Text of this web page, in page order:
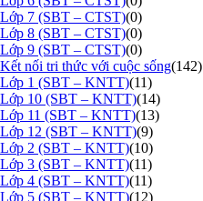
Lớp 7 (SBT – CTST)(0)
Lớp 8 (SBT – CTST)(0)
Lớp 9 (SBT – CTST)(0)
Kết nối tri thức với cuộc sống(142)
Lớp 1 (SBT – KNTT)(11)
Lớp 10 (SBT – KNTT)(14)
Lớp 11 (SBT – KNTT)(13)
Lớp 12 (SBT – KNTT)(9)
Lớp 2 (SBT – KNTT)(10)
Lớp 3 (SBT – KNTT)(11)
Lớp 4 (SBT – KNTT)(11)
Lớp 5 (SBT – KNTT)(12)